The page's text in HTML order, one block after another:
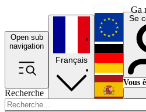
Ga
Open sub
navigation
Recherche
Français
English
Se
Vous